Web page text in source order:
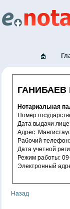
Нотариальная
Адрес:
Назад